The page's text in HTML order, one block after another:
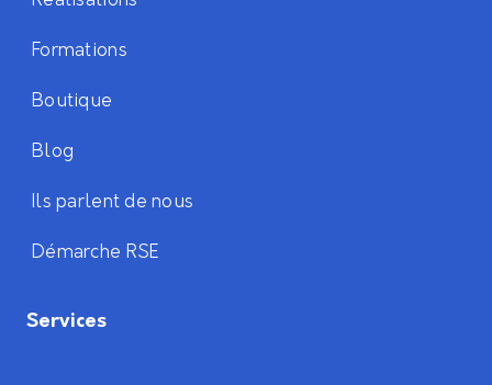
Formations
Boutique
Blog
Ils parlent de nous
Démarche RSE
Services